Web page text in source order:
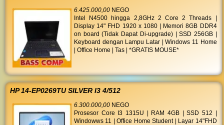
6.425.000,00 NEGO
Intel N4500 hingga 2,8GHz 2 Core 2 Threads |
Display 14" FHD 1920 x 1080 | Memori 8GB DDR4
on board (Tidak Dapat Di-upgrade) | SSD 256GB |
Keyboard dengan Lampu Latar | Windows 11 Home
| Office Home | Tas | *GRATIS MOUSE*
HP 14-EP0269TU SILVER I3 4/512
6.300.000,00 NEGO
Prosesor Core I3 1315U | RAM 4GB | SSD 512 |
Windowws 11 | Office Home Student | Layar 14"FHD